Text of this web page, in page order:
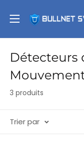
Bullnet
Systems
Détecteurs
3 produits
Trier par